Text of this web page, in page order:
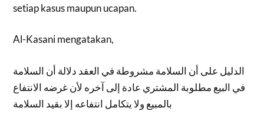
setiap kasus maupun ucapan.
Al-Kasani mengatakan,
الدليل على أن السلامة مشروطة في العقد دلالة أن السلامة
في البيع مطلوبة المشتري عادة إلى آخره لأن غرضه الانتفاع
بالمبيع ولا يتكامل انتفاعه إلا بقيد السلامة